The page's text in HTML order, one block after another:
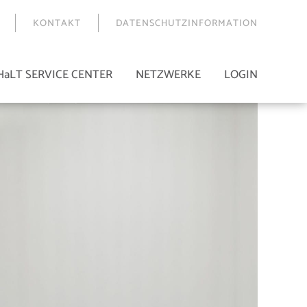
KONTAKT DATENSCHUTZINFORMATION
SERVICE CENTER NETZWERKE LOGIN